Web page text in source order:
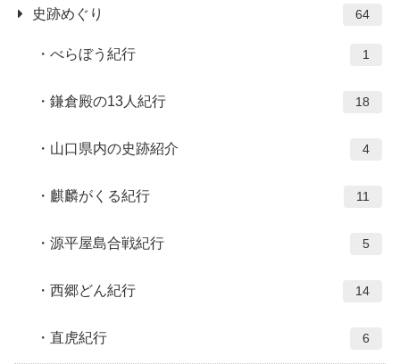
史跡めぐり 64
べらぼう紀行 1
鎌倉殿の13人紀行 18
山口県内の史跡紹介 4
麒麟がくる紀行 11
源平屋島合戦紀行 5
西郷どん紀行 14
直虎紀行 6